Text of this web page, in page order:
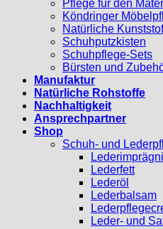
Pflege für den
Köndringer
Natürliche
Schuhputzkisten
Schuhpflege-Sets
Bürsten und
Manufaktur
Natürliche Rohstoffe
Nachhaltigkeit
Ansprechpartner
Shop
Schuh- und
Lederfett
Lederöl
Lederbalsam
Leder- und